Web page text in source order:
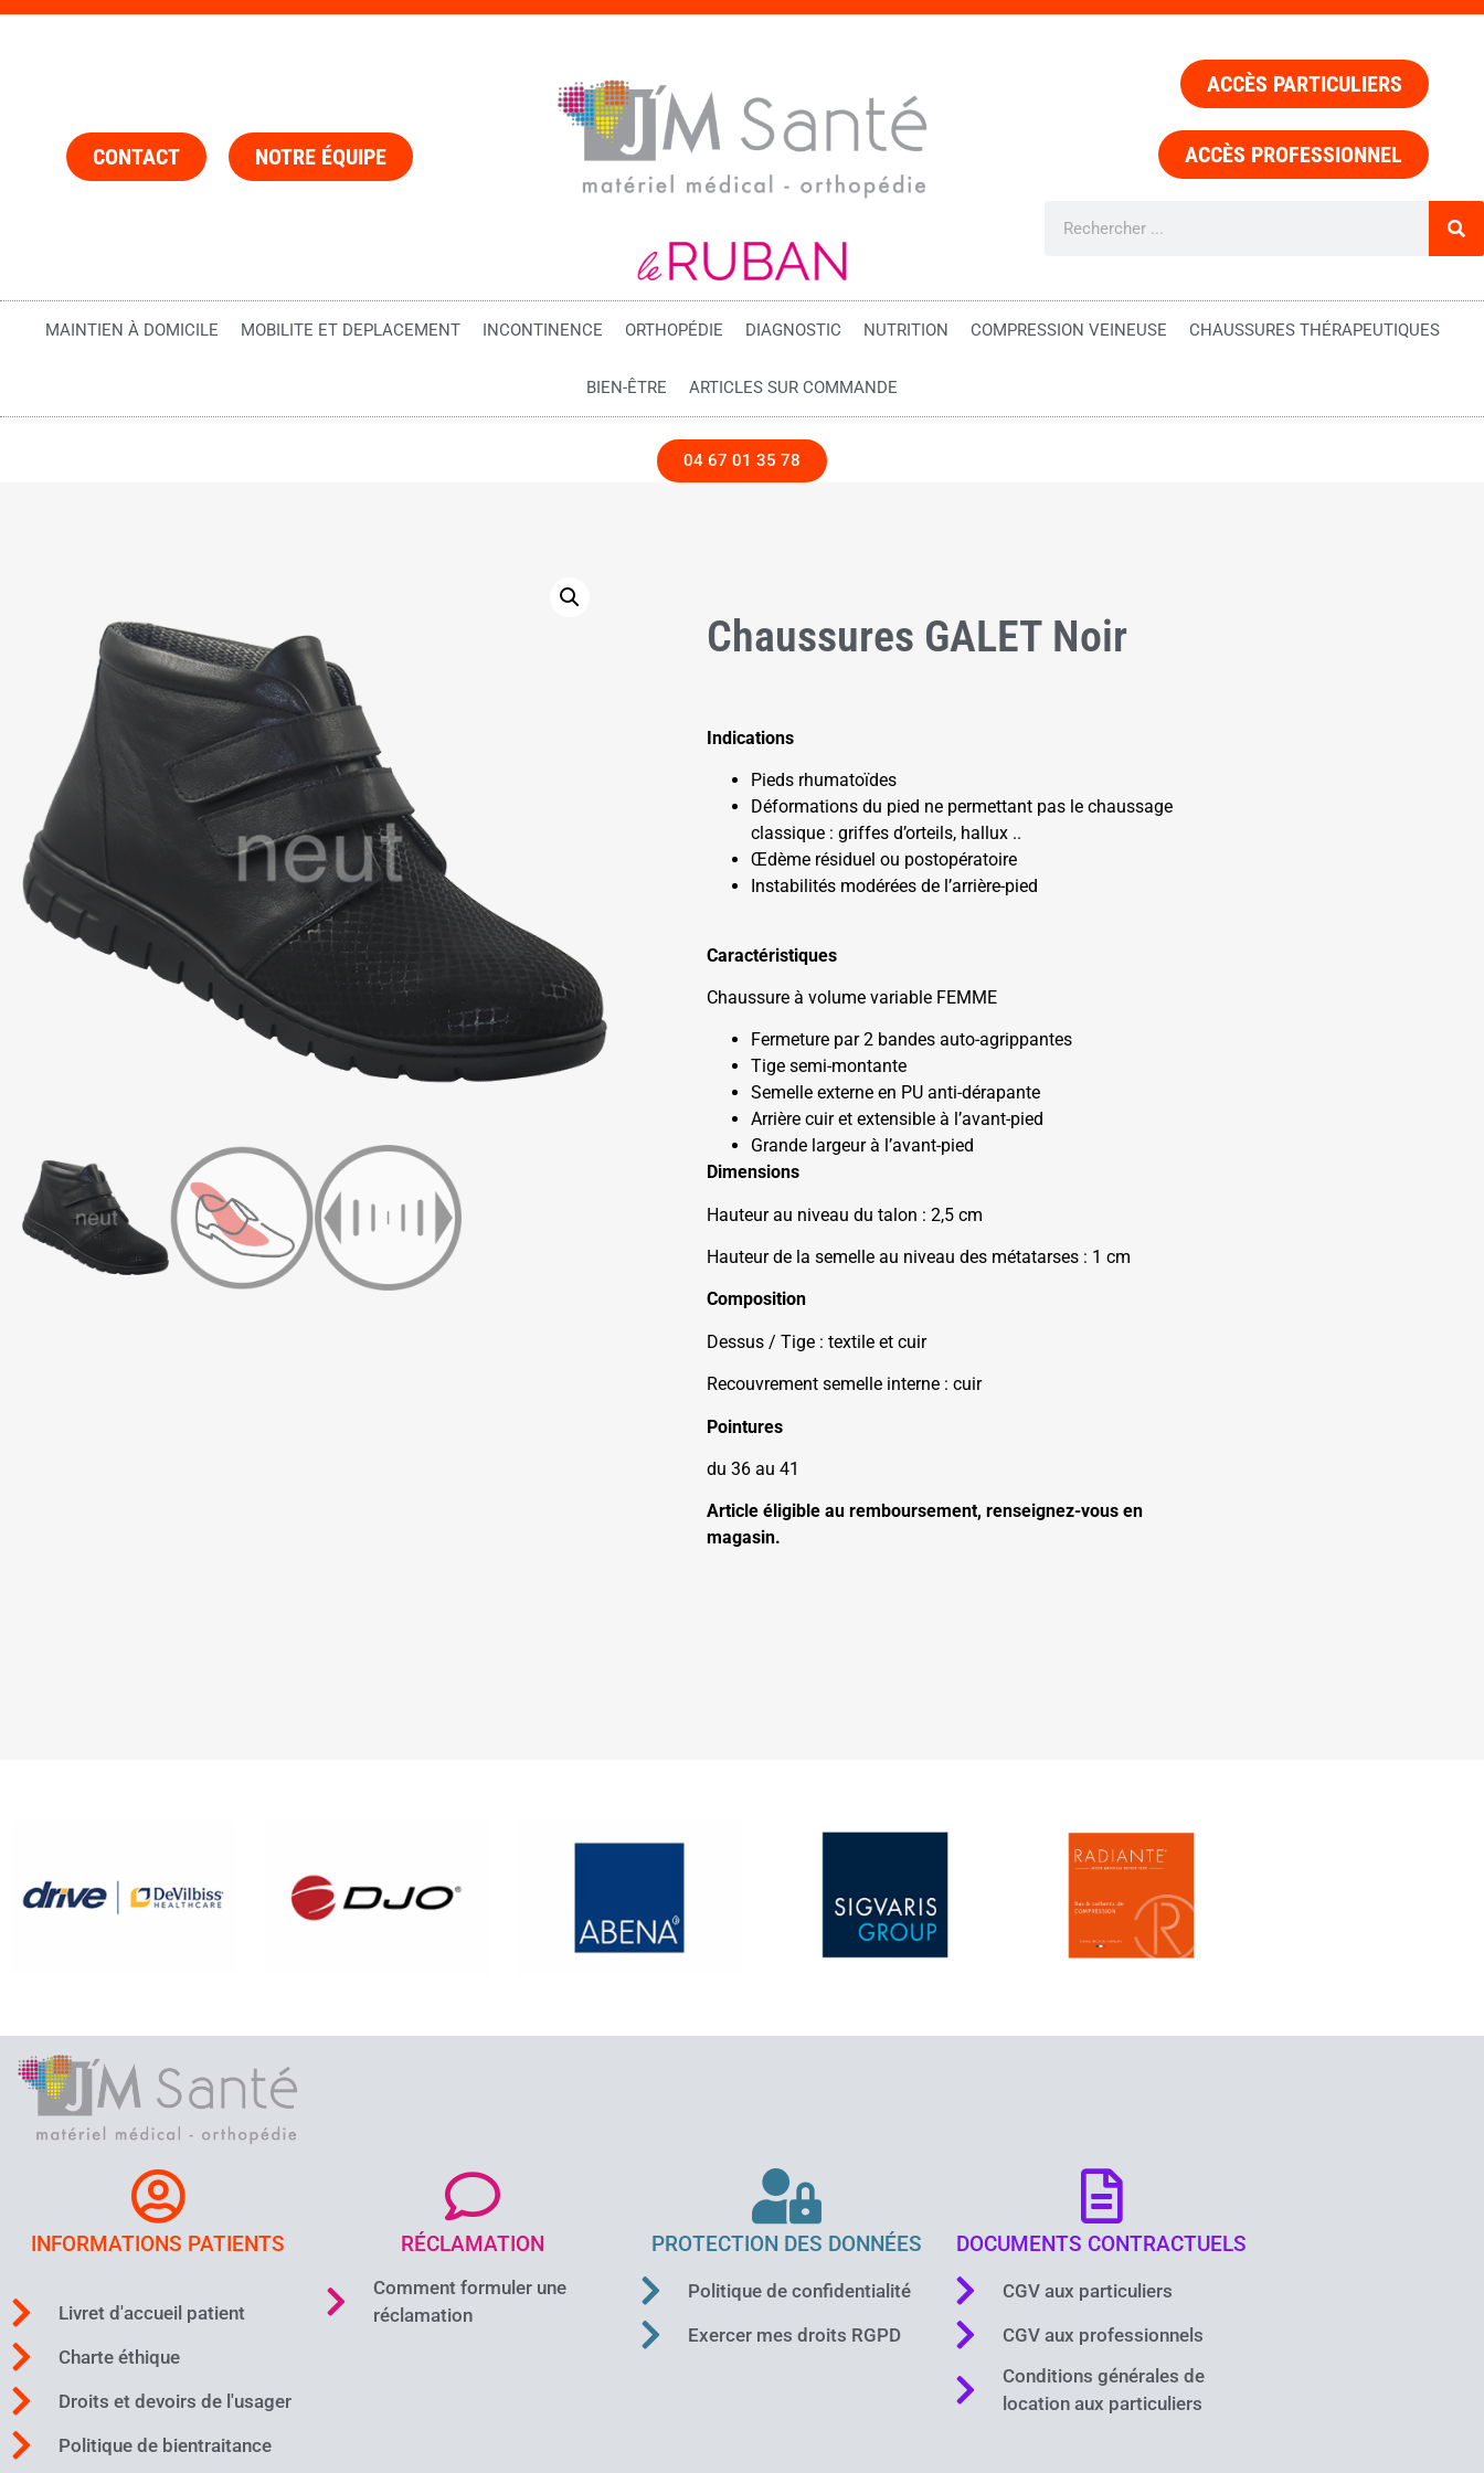
CONTACT NOTRE ÉQUIPE
ACCÈS PARTICULIERS
ACCÈS PROFESSIONNEL
MAINTIEN À DOMICILE MOBILITE ET DEPLACEMENT INCONTINENCE ORTHOPÉDIE DIAGNOSTIC NUTRITION COMPRESSION VEINEUSE CHAUSSURES THÉRAPEUTIQUES
BIEN-ÊTRE ARTICLES SUR COMMANDE
04 67 01 35 78
Chaussures GALET Noir
Indications
Pieds rhumatoïdes
Déformations du pied ne permettant pas le chaussage
classique : griffes d’orteils, hallux ..
Œdème résiduel ou postopératoire
Instabilités modérées de l’arrière-pied
Caractéristiques
Chaussure à volume variable FEMME
Fermeture par 2 bandes auto-agrippantes
Tige semi-montante
Semelle externe en PU anti-dérapante
Arrière cuir et extensible à l’avant-pied
Grande largeur à l’avant-pied
Dimensions
Hauteur au niveau du talon : 2,5 cm
Hauteur de la semelle au niveau des métatarses : 1 cm
Composition
Dessus / Tige : textile et cuir
Recouvrement semelle interne : cuir
Pointures
du 36 au 41
Article éligible au remboursement, renseignez-vous en
magasin.
INFORMATIONS PATIENTS
Livret d'accueil patient
Charte éthique
Droits et devoirs de l'usager
Politique de bientraitance
RÉCLAMATION
Comment formuler une
réclamation
PROTECTION DES DONNÉES
Politique de confidentialité
Exercer mes droits RGPD
DOCUMENTS CONTRACTUELS
CGV aux particuliers
CGV aux professionnels
Conditions générales de
location aux particuliers